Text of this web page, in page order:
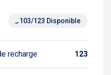
103/123 Disponible
recharge 123